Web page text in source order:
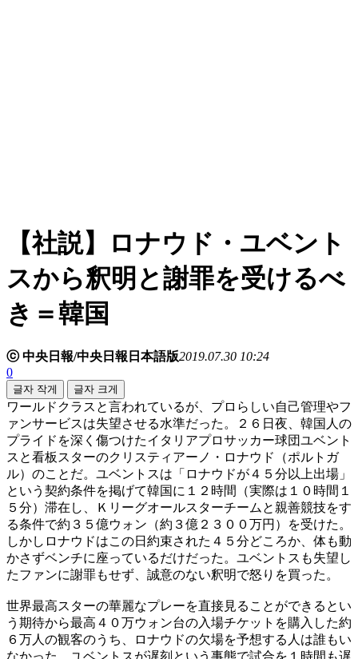
【社説】ロナウド・ユベント
スから釈明と謝罪を受けるべ
き＝韓国
ⓒ 中央日報/中央日報日本語版2019.07.30 10:24
0
글자 작게 글자 크게
ワールドクラスと言われているが、プロらしい自己管理やフ
ァンサービスは失望させる水準だった。２６日夜、韓国人の
プライドを深く傷つけたイタリアプロサッカー球団ユベント
スと看板スターのクリスティアーノ・ロナウド（ポルトガ
ル）のことだ。ユベントスは「ロナウドが４５分以上出場」
という契約条件を掲げて韓国に１２時間（実際は１０時間１
５分）滞在し、Ｋリーグオールスターチームと親善競技をす
る条件で約３５億ウォン（約３億２３００万円）を受けた。
しかしロナウドはこの日約束された４５分どころか、体も動
かさずベンチに座っているだけだった。ユベントスも失望し
たファンに謝罪もせず、誠意のない釈明で怒りを買った。
世界最高スターの華麗なプレーを直接見ることができるとい
う期待から最高４０万ウォン台の入場チケットを購入した約
６万人の観客のうち、ロナウドの欠場を予想する人は誰もい